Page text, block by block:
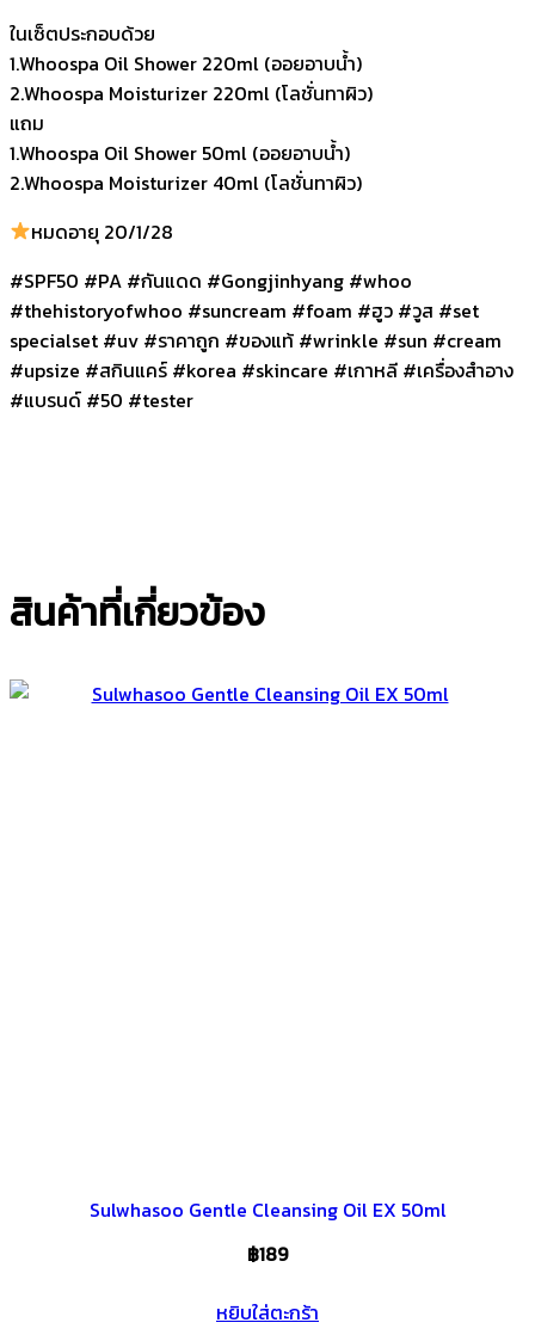
ในเซ็ตประกอบด้วย
1.Whoospa Oil Shower 220ml (ออยอาบน้ำ)
2.Whoospa Moisturizer 220ml (โลชั่นทาผิว)
แถม
1.Whoospa Oil Shower 50ml (ออยอาบน้ำ)
2.Whoospa Moisturizer 40ml (โลชั่นทาผิว)
หมดอายุ 20/1/28
#SPF50 #PA #กันแดด #Gongjinhyang #whoo
#thehistoryofwhoo #suncream #foam #ฮูว #วูส #set
specialset #uv #ราคาถูก #ของแท้ #wrinkle #sun #cream
#upsize #สกินแคร์ #korea #skincare #เกาหลี #เครื่องสำอาง
#แบรนด์ #50 #tester
สินค้าที่เกี่ยวข้อง
Sulwhasoo Gentle Cleansing Oil EX 50ml
฿189
หยิบใส่ตะกร้า